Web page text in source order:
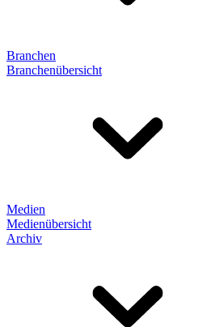
Branchen
Branchenübersicht
Medien
Medienübersicht
Archiv